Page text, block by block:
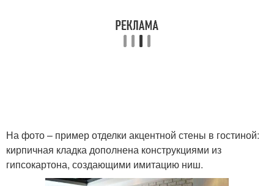
Стен из белого кирпича Прихожая под кирпич
Кирпич в коридоре Стен в прихожей
На фото – пример отделки акцентной стены в гостиной:
кирпичная кладка дополнена конструкциями из
гипсокартона, создающими имитацию ниш.